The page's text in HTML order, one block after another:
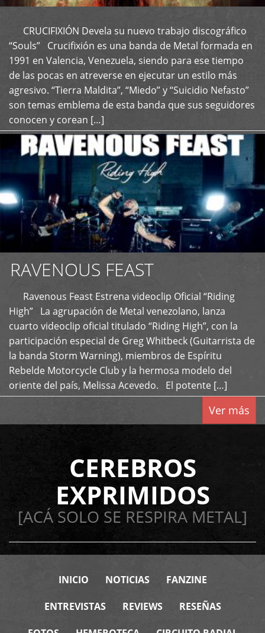
CRUCIFIXIÓN Devela su nuevo trabajo discográfico
“Souls” Crucifixión es una banda de Metal formada en
1991 en Valencia, Venezuela, siendo para ese tiempo
de las pocas en atreverse en ejecutar un estilo más
agresivo. “Tierra Maldita”, “Miedo” y “Suicidio Nefasto”
son temas emblema de esta banda que sus seguidores
conocen y corean […]
+
RAVENOUS FEAST
Ravenous Feast Estrena videoclip Oficial “Riding
High” La agrupación de Metal venezolano, lanza
cuarto videoclip oficial titulado “Riding High”, con la
participación especial de Greg Whitbeck (Guitarrista de
la banda Storm Warning), miembros de Espíritu
Rebelde Motorcycle Club y la hermosa modelo del
oriente del país, Melissa Acevedo. El potente […]
Ver más
CEREBROS
EXPRIMIDOS
[ACÁ SOLO SE RESPIRA METAL]
INICIO NOTICIAS FANZINE
ENTREVISTAS REVIEWS RESEÑAS